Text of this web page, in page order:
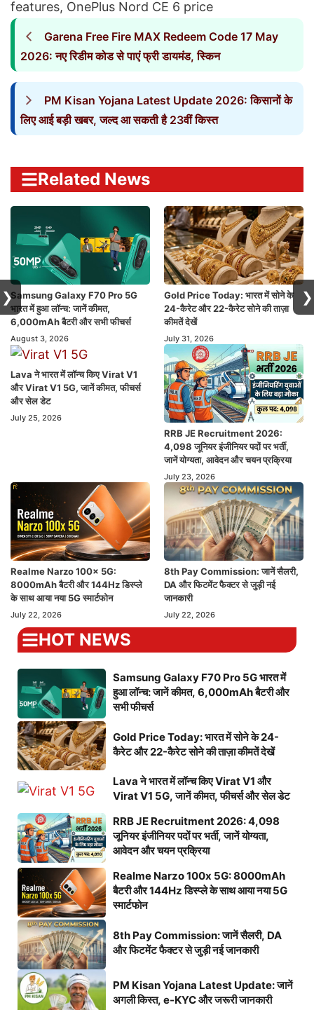
features, OnePlus Nord CE 6 price
Garena Free Fire MAX Redeem Code 17 May
2026: नए रिडीम कोड से पाएं फ्री डायमंड, स्किन
PM Kisan Yojana Latest Update 2026: किसानों के
लिए आई बड़ी खबर, जल्द आ सकती है 23वीं किस्त
Related News
Samsung Galaxy F70 Pro 5G
भारत में हुआ लॉन्च: जानें कीमत,
6,000mAh बैटरी और सभी फीचर्स
August 3, 2026
Gold Price Today: भारत में सोने के
24-कैरेट और 22-कैरेट सोने की ताज़ा
कीमतें देखें
July 31, 2026
Lava ने भारत में लॉन्च किए Virat V1
और Virat V1 5G, जानें कीमत, फीचर्स
और सेल डेट
July 25, 2026
RRB JE Recruitment 2026:
4,098 जूनियर इंजीनियर पदों पर भर्ती,
जानें योग्यता, आवेदन और चयन प्रक्रिया
July 23, 2026
Realme Narzo 100x 5G:
8000mAh बैटरी और 144Hz डिस्प्ले
के साथ आया नया 5G स्मार्टफोन
July 22, 2026
8th Pay Commission: जानें सैलरी,
DA और फिटमेंट फैक्टर से जुड़ी नई
जानकारी
July 22, 2026
HOT NEWS
Samsung Galaxy F70 Pro 5G भारत में
हुआ लॉन्च: जानें कीमत, 6,000mAh बैटरी और
सभी फीचर्स
Gold Price Today: भारत में सोने के 24-
कैरेट और 22-कैरेट सोने की ताज़ा कीमतें देखें
Lava ने भारत में लॉन्च किए Virat V1 और
Virat V1 5G, जानें कीमत, फीचर्स और सेल डेट
RRB JE Recruitment 2026: 4,098
जूनियर इंजीनियर पदों पर भर्ती, जानें योग्यता,
आवेदन और चयन प्रक्रिया
Realme Narzo 100x 5G: 8000mAh
बैटरी और 144Hz डिस्प्ले के साथ आया नया 5G
स्मार्टफोन
8th Pay Commission: जानें सैलरी, DA
और फिटमेंट फैक्टर से जुड़ी नई जानकारी
PM Kisan Yojana Latest Update: जानें
अगली किस्त, e-KYC और जरूरी जानकारी
❯ ❯